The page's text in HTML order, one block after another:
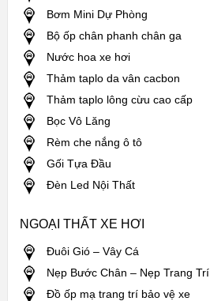
Bơm Mini Dự Phòng
Bộ ốp chân phanh chân ga
Nước hoa xe hơi
Thảm taplo da vân cacbon
Thảm taplo lông cừu cao cấp
Bọc Vô Lăng
Rèm che nắng ô tô
Gối Tựa Đầu
Đèn Led Nội Thất
NGOẠI THẤT XE HƠI
Đuôi Gió – Vây Cá
Nẹp Bước Chân – Nẹp Trang Trí
Đồ ốp mạ trang trí bảo vệ xe